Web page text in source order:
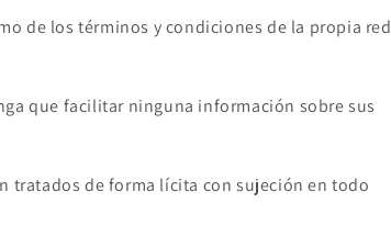
de los términos y condiciones de la propia red
que facilitar ninguna información sobre sus
tratados de forma lícita con sujeción en todo